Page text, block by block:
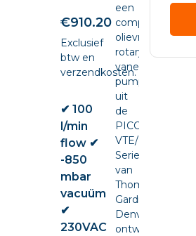
€910.20
Exclusief
btw en
verzendkosten.
✔ 100
l/min
flow ✔
-850
mbar
vacuüm
✔
230VAC
een
compacte
olievrije
rotary
vane
pump
uit
de
PICOLINO
VTE/DTE
Series
van
Thomas
Gardner
Denver,
ontwikkeld